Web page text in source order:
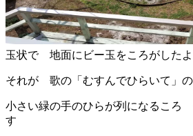
玉状で 地面にビー玉をころがした
それが 歌の「むすんでひらいて」
小さい緑の手のひらが列になるころ
す